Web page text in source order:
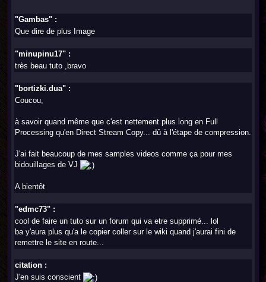
"Gambas" :
Que dire de plus Image
"minupinu17" :
très beau tuto ,bravo
"bortizki.dua" :
Coucou,
à savoir quand même que c'est nettement plus long en Full
Processing qu'en Direct Stream Copy... dû à l'étape de compression.
J'ai fait beaucoup de mes samples videos comme ça pour mes
bidouillages de VJ
A bientôt
"edmc73" :
cool de faire un tuto sur un forum qui va etre supprimé... lol
ba y'aura plus qu'a le copier coller sur le wiki quand j'aurai fini de
remettre le site en route...
citation :
J'en suis conscient